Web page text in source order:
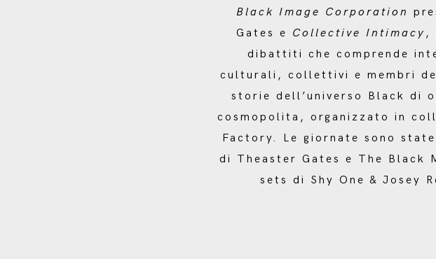
Black Image Corporation
Gates e Collective Intimacy ,
dibattiti che comprende
culturali, collettivi e membri
storie dell’universo Black di
cosmopolita, organizzato in
Factory. Le giornate sono
di Theaster Gates e The Black
sets di Shy One & Josey